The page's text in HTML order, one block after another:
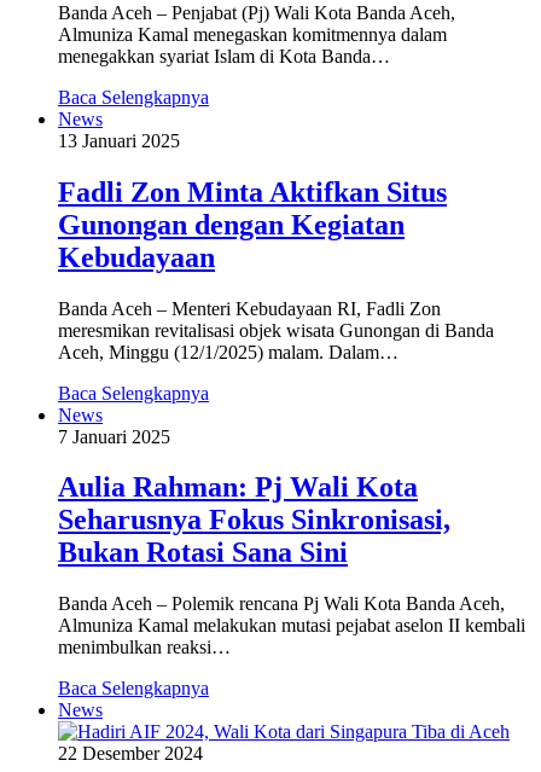
Banda Aceh – Penjabat (Pj) Wali Kota Banda Aceh,
Almuniza Kamal menegaskan komitmennya dalam
menegakkan syariat Islam di Kota Banda…
Baca Selengkapnya
News
13 Januari 2025
Fadli Zon Minta Aktifkan Situs
Gunongan dengan Kegiatan
Kebudayaan
Banda Aceh – Menteri Kebudayaan RI, Fadli Zon
meresmikan revitalisasi objek wisata Gunongan di Banda
Aceh, Minggu (12/1/2025) malam. Dalam…
Baca Selengkapnya
News
7 Januari 2025
Aulia Rahman: Pj Wali Kota
Seharusnya Fokus Sinkronisasi,
Bukan Rotasi Sana Sini
Banda Aceh – Polemik rencana Pj Wali Kota Banda Aceh,
Almuniza Kamal melakukan mutasi pejabat aselon II kembali
menimbulkan reaksi…
Baca Selengkapnya
News
22 Desember 2024